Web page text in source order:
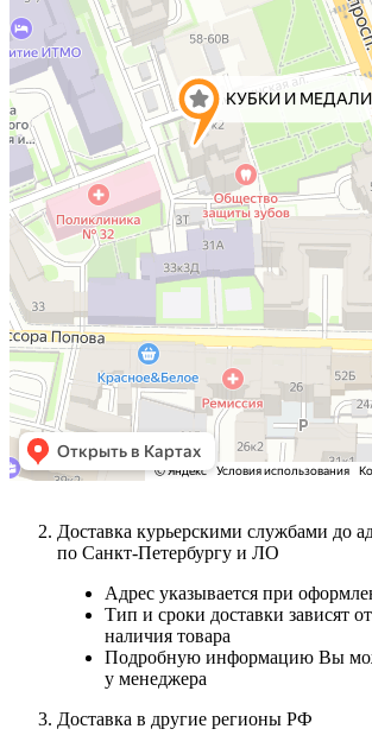
Доставка курьерскими службами до
по Санкт-Петербургу и ЛО
Адрес указывается при
Тип и сроки доставки зависят
наличия товара
Подробную информацию Вы
у менеджера
Доставка в другие регионы РФ